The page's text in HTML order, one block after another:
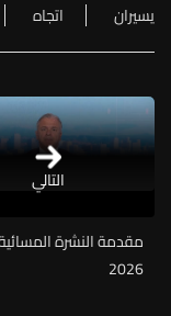
يسيران
اتجاه
التالي
2026